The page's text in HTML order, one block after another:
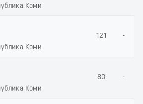
Коми
Коми
121 -
Коми
80 -